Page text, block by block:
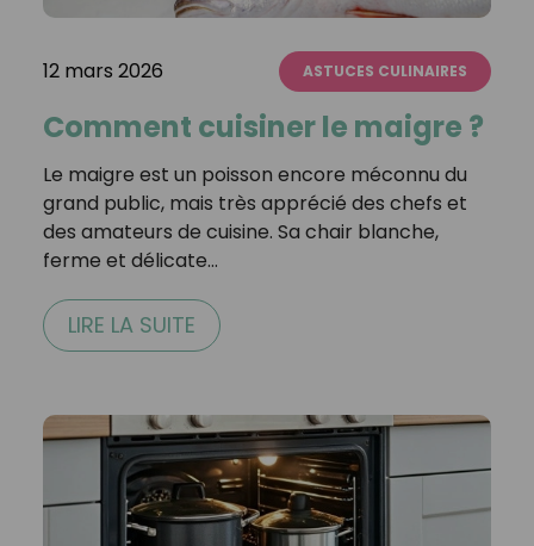
12 mars 2026 ASTUCES CULINAIRES
Comment cuisiner le maigre ?
Le maigre est un poisson encore méconnu du
grand public, mais très apprécié des chefs et
des amateurs de cuisine. Sa chair blanche,
ferme et délicate…
LIRE LA SUITE